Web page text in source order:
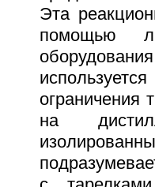
Эта
помощью
ограничения
на